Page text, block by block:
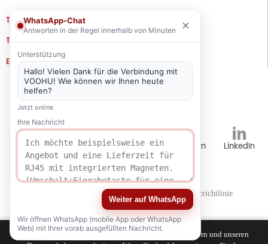
TEL +86 133 5804 1040 (WhatsApp)
TEL +86 180 2130 1136 / +86 133 3865 5578
E-MAIL
voohu@voohuele.com
Soziale Medien
TikTok YouTube WhatsApp Instagram LinkedIn
Personalwesen Datenschutzrichtlinie
Wir verwenden Cookies, um Ihr Surferlebnis zu verbessern und unseren
WhatsApp-Chat
Antworten in der Regel innerhalb von Minuten ×
Unterstützung
Hallo! Vielen Dank für die Verbindung mit
VOOHU! Wie können wir Ihnen heute
helfen?
Jetzt online
Ihre Nachricht
Weiter auf WhatsApp
Wir öffnen WhatsApp (mobile App oder WhatsApp
Web) mit Ihrer vorab ausgefüllten Nachricht.